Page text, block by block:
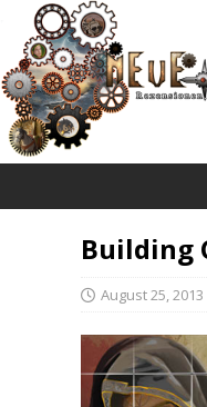
Building
August 25, 2013